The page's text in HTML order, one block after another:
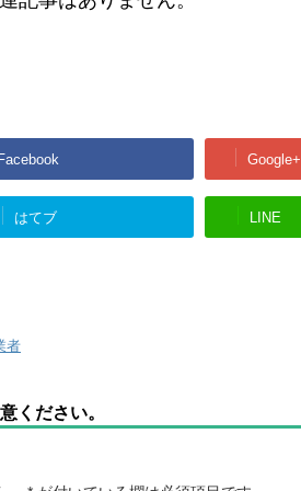
Google+
はてブ LINE
者
ください。